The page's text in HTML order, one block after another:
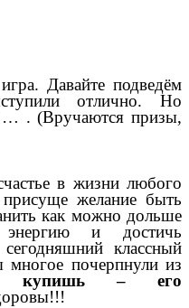
Давайте подведём
отлично. Но
… . (Вручаются призы,
в жизни любого
желание быть
как можно дольше
энергию и достичь
классный
почерпнули из
купишь – его